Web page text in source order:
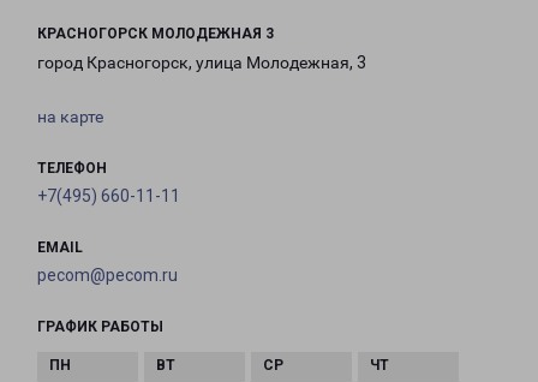
КРАСНОГОРСК МОЛОДЕЖНАЯ 3
город Красногорск, улица Молодежная, 3
на карте
ТЕЛЕФОН
+7(495) 660-11-11
EMAIL
pecom@pecom.ru
ГРАФИК РАБОТЫ